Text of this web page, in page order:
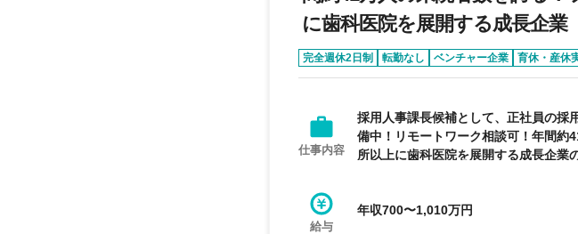
に歯科医院を展開する成長企業
完全週休2日制 転勤なし ベンチャー企業 育休・産休
仕事内容
採用人事課長候補として、正社員の採
備中！リモートワーク相談可！年間約
所以上に歯科医院を展開する成長企業
給与
年収700〜1,010万円